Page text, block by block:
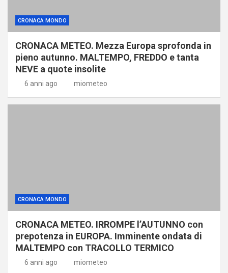
CRONACA MONDO
CRONACA METEO. Mezza Europa sprofonda in
pieno autunno. MALTEMPO, FREDDO e tanta
NEVE a quote insolite
6 anni ago miometeo
CRONACA MONDO
CRONACA METEO. IRROMPE l’AUTUNNO con
prepotenza in EUROPA. Imminente ondata di
MALTEMPO con TRACOLLO TERMICO
6 anni ago miometeo